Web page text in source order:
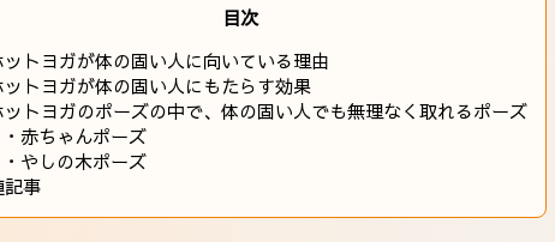
目次
トヨガが体の固い人に向いている理由
トヨガが体の固い人にもたらす効果
トヨガのポーズの中で、体の固い人でも無理なく取れるポーズ
・赤ちゃんポーズ
・やしの木ポーズ
記事